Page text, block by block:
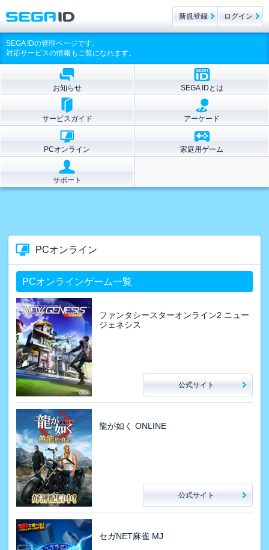
SEGA IDの管理ページです。
対応サービスの情報もご覧になれます。
お知らせ SEGA IDとは
サービスガイド アーケード
PCオンライン 家庭用ゲーム
サポート
PCオンライン
PCオンラインゲーム一覧
ファンタシースターオンライン2 ニュー
ジェネシス
公式サイト
龍が如く ONLINE
公式サイト
セガNET麻雀 MJ
新規登録 ログイン